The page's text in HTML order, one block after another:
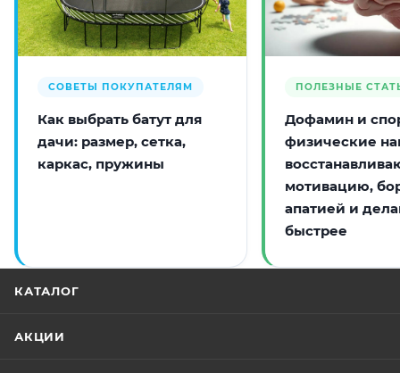
СОВЕТЫ ПОКУПАТЕЛЯМ
Как выбрать батут для
дачи: размер, сетка,
каркас, пружины
ПОЛЕЗНЫЕ
Дофамин и
физические
мотивацию,
апатией и
быстрее
КАТАЛОГ
АКЦИИ